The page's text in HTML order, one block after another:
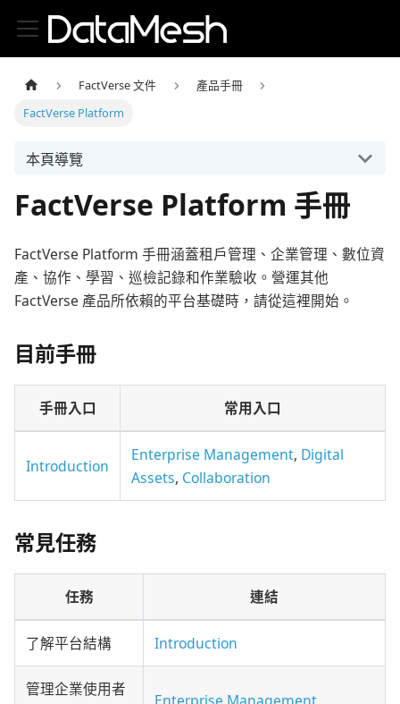
FactVerse 文件
產品手冊
FactVerse Platform
本頁導覽
FactVerse Platform 手冊
FactVerse Platform 手冊涵蓋租戶管理、企業管理、數位資
產、協作、學習、巡檢記錄和作業驗收。營運其他
FactVerse 產品所依賴的平台基礎時，請從這裡開始。
目前手冊
手冊入口 常用入口
Introduction
Enterprise Management, Digital
Assets, Collaboration
常見任務
任務 連結
了解平台結構 Introduction
管理企業使用者